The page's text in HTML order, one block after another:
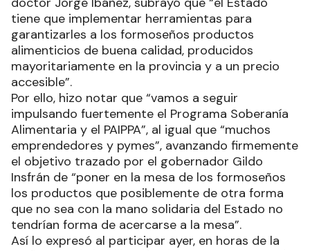
tiene que implementar herramientas para
garantizarles a los formoseños productos
alimenticios de buena calidad, producidos
mayoritariamente en la provincia y a un precio
accesible”.
Por ello, hizo notar que “vamos a seguir
impulsando fuertemente el Programa Soberanía
Alimentaria y el PAIPPA”, al igual que “muchos
emprendedores y pymes”, avanzando firmemente
el objetivo trazado por el gobernador Gildo
Insfrán de “poner en la mesa de los formoseños
los productos que posiblemente de otra forma
que no sea con la mano solidaria del Estado no
tendrían forma de acercarse a la mesa”.
Así lo expresó al participar ayer, en horas de la